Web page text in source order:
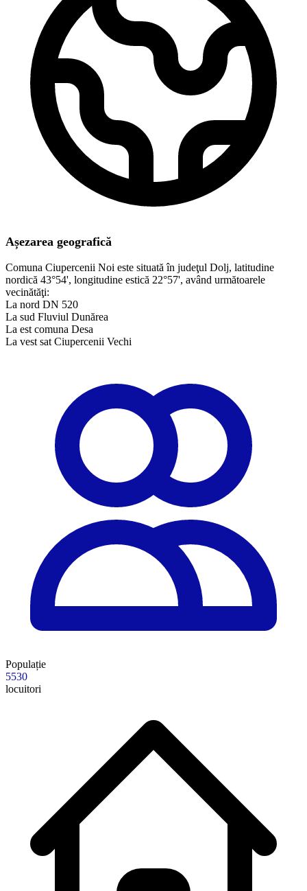
Așezarea geografică
Comuna Ciupercenii Noi este situată în judeţul Dolj, latitudine
nordică 43°54', longitudine estică 22°57', având următoarele
vecinătăţi:
La nord DN 520
La sud Fluviul Dunărea
La est comuna Desa
La vest sat Ciupercenii Vechi
Populație
5530
locuitori